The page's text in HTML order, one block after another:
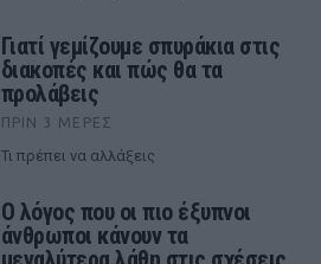
Γιατί γεμίζουμε σπυράκια στις
διακοπές και πώς θα τα
προλάβεις
ΠΡΙΝ 3 ΜΈΡΕΣ
Τι πρέπει να αλλάξεις
Ο λόγος που οι πιο έξυπνοι
άνθρωποι κάνουν τα